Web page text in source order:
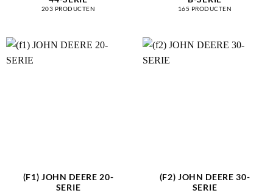
203 PRODUCTEN 165 PRODUCTEN
(F1) JOHN DEERE 20-
SERIE
(F2) JOHN DEERE 30-
SERIE